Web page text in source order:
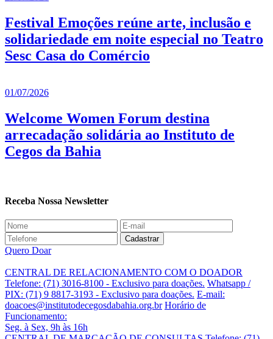
Festival Emoções reúne arte, inclusão e
solidariedade em noite especial no Teatro
Sesc Casa do Comércio
01/07/2026
Welcome Women Forum destina
arrecadação solidária ao Instituto de
Cegos da Bahia
Receba Nossa Newsletter
Quero Doar
CENTRAL DE RELACIONAMENTO COM O DOADOR
Telefone: (71) 3016-8100 - Exclusivo para doações. Whatsapp /
PIX: (71) 9 8817-3193 - Exclusivo para doações. E-mail:
doacoes@institutodecegosdabahia.org.br Horário de
Funcionamento:
Seg. à Sex, 9h às 16h